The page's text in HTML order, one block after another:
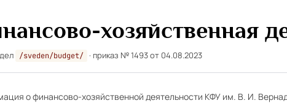
хозяйственная
/sveden/budget/ · приказ № 1493 от 04.08.2023
о финансово-хозяйственной деятельности КФУ им. В. И.